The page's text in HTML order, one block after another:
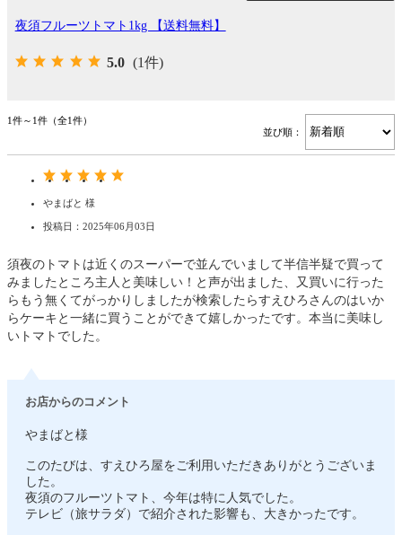
夜須フルーツトマト1kg 【送料無料】
5.0 (1件)
1件～1件（全1件）
並び順：
やまばと 様
投稿日：2025年06月03日
須夜のトマトは近くのスーパーで並んでいまして半信半疑で買って
みましたところ主人と美味しい！と声が出ました、又買いに行った
らもう無くてがっかりしましたが検索したらすえひろさんのはいか
らケーキと一緒に買うことができて嬉しかったです。本当に美味し
いトマトでした。
お店からのコメント
やまばと様
このたびは、すえひろ屋をご利用いただきありがとうございま
した。
夜須のフルーツトマト、今年は特に人気でした。
テレビ（旅サラダ）で紹介された影響も、大きかったです。